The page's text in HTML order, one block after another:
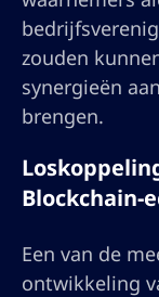
zouden
synergieën
brengen.
Blockchain-
Een van de
ontwikkeling